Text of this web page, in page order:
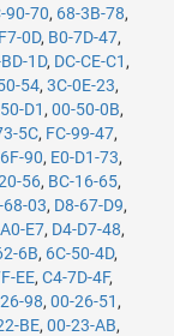
90-70, 68-3B-78,
0D, B0-7D-47,
1D, DC-CE-C1 ,
54, 3C-0E-23,
D1 , 00-50-0B,
5C, FC-99-47,
90, E0-D1-73,
56, BC-16-65,
68-03, D8-67-D9,
E7, D4-D7-48,
6B, 6C-50-4D,
EE, C4-7D-4F,
98, 00-26-51 ,
BE, 00-23-AB,